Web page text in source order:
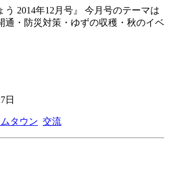
う 2014年12月号』 今月号のテーマは
通・防災対策・ゆずの収穫・秋のイベ
日
タウン 交流